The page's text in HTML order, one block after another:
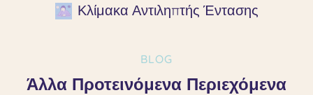
Κλίμακα Αντιληπτής Έντασης
BLOG
Άλλα Προτεινόμενα Περιεχόμενα